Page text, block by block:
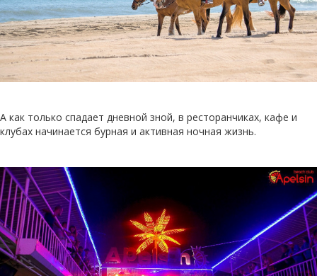
А как только спадает дневной зной, в ресторанчиках, кафе и
клубах начинается бурная и активная ночная жизнь.